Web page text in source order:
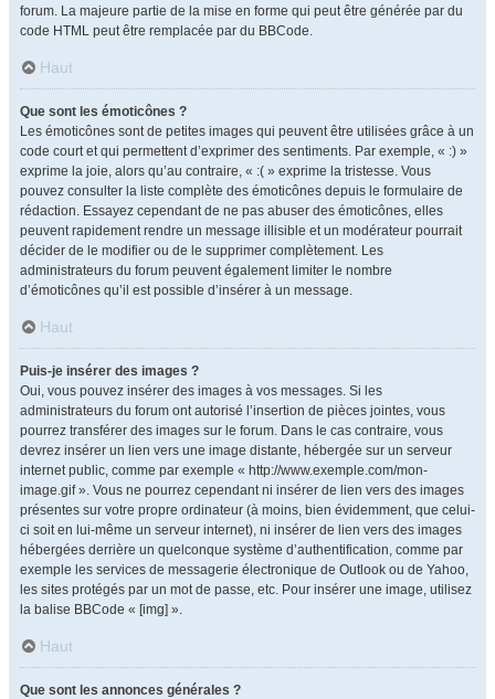
forum. La majeure partie de la mise en forme qui peut être générée par du
code HTML peut être remplacée par du BBCode.
Haut
Que sont les émoticônes ?
Les émoticônes sont de petites images qui peuvent être utilisées grâce à un
code court et qui permettent d’exprimer des sentiments. Par exemple, « :) »
exprime la joie, alors qu’au contraire, « :( » exprime la tristesse. Vous
pouvez consulter la liste complète des émoticônes depuis le formulaire de
rédaction. Essayez cependant de ne pas abuser des émoticônes, elles
peuvent rapidement rendre un message illisible et un modérateur pourrait
décider de le modifier ou de le supprimer complètement. Les
administrateurs du forum peuvent également limiter le nombre
d’émoticônes qu’il est possible d’insérer à un message.
Haut
Puis-je insérer des images ?
Oui, vous pouvez insérer des images à vos messages. Si les
administrateurs du forum ont autorisé l’insertion de pièces jointes, vous
pourrez transférer des images sur le forum. Dans le cas contraire, vous
devrez insérer un lien vers une image distante, hébergée sur un serveur
internet public, comme par exemple « http://www.exemple.com/mon-
image.gif ». Vous ne pourrez cependant ni insérer de lien vers des images
présentes sur votre propre ordinateur (à moins, bien évidemment, que celui-
ci soit en lui-même un serveur internet), ni insérer de lien vers des images
hébergées derrière un quelconque système d’authentification, comme par
exemple les services de messagerie électronique de Outlook ou de Yahoo,
les sites protégés par un mot de passe, etc. Pour insérer une image, utilisez
la balise BBCode « [img] ».
Haut
Que sont les annonces générales ?